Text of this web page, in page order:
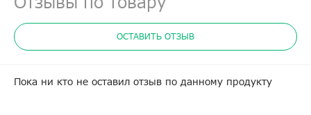
ОСТАВИТЬ ОТЗЫВ
Пока ни кто не оставил отзыв по данному продукту